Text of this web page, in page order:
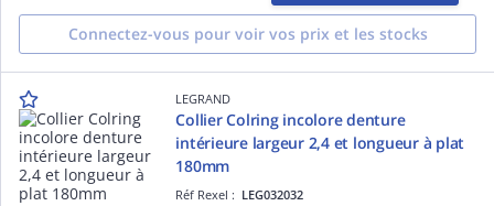
Connectez-vous pour voir vos prix et les stocks
LEGRAND
Collier Colring incolore denture
intérieure largeur 2,4 et longueur à plat
180mm
Réf Rexel : LEG032032